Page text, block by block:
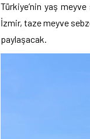
Türkiye’nin yaş
İzmir, taze meyve
paylaşacak.